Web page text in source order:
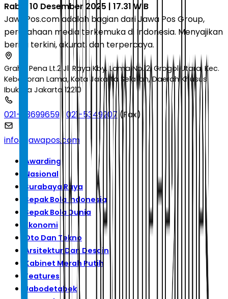
Rabu, 10 Desember 2025 | 17.31 WIB
JawaPos.com adalah bagian dari Jawa Pos Group,
perusahaan media terkemuka di Indonesia. Menyajikan
berita terkini, akurat, dan terpercaya.
Graha Pena Lt.2 Jl. Raya Kby. Lama No.12, Grogol Utara, Kec.
Kebayoran Lama, Kota Jakarta Selatan, Daerah Khusus
Ibukota Jakarta 12210
021-53699659| 021-5349207(Fax)
info@jawapos.com
Awarding
Nasional
Surabaya Raya
Sepak Bola Indonesia
Sepak Bola Dunia
Ekonomi
Oto Dan Tekno
Arsitektur Dan Desain
Kabinet Merah Putih
Features
Jabodetabek